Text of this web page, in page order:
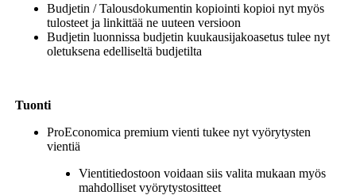
Budjetin / Talousdokumentin kopiointi kopioi nyt myös
tulosteet ja linkittää ne uuteen versioon
Budjetin luonnissa budjetin kuukausijakoasetus tulee nyt
oletuksena edelliseltä budjetilta
Tuonti
ProEconomica premium vienti tukee nyt vyörytysten
vientiä
Vientitiedostoon voidaan siis valita mukaan myös
mahdolliset vyörytystositteet